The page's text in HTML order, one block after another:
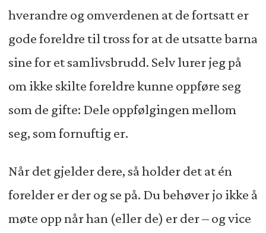
hverandre og omverdenen at de fortsatt er
gode foreldre til tross for at de utsatte barna
sine for et samlivsbrudd. Selv lurer jeg på
om ikke skilte foreldre kunne oppføre seg
som de gifte: Dele oppfølgingen mellom
seg, som fornuftig er.
Når det gjelder dere, så holder det at én
forelder er der og se på. Du behøver jo ikke å
møte opp når han (eller de) er der – og vice